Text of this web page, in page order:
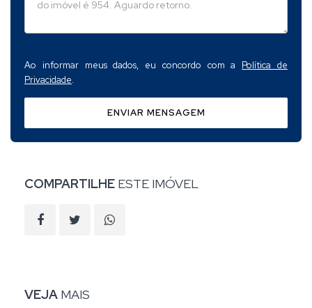
Ao informar meus dados, eu concordo com a Política de
Privacidade.
ENVIAR MENSAGEM
COMPARTILHE ESTE IMÓVEL
VEJA MAIS